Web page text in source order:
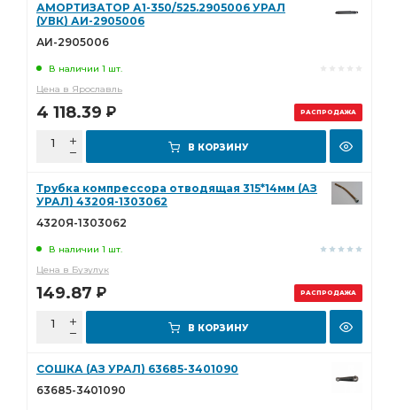
РАСПРОДАЖА
АМОРТИЗАТОР А1-350/525.2905006 УРАЛ
(УВК) АИ-2905006
АИ-2905006
В наличии 1 шт.
Цена в Ярославль
4 118.39 Р
В КОРЗИНУ
РАСПРОДАЖА
Трубка компрессора отводящая 315*14мм (АЗ
УРАЛ) 4320Я-1303062
4320Я-1303062
В наличии 1 шт.
Цена в Бузулук
149.87 Р
В КОРЗИНУ
СОШКА (АЗ УРАЛ) 63685-3401090
63685-3401090